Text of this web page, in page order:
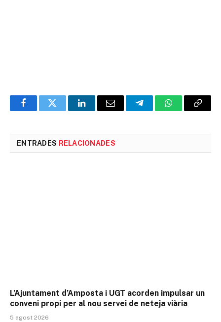
FacebookTwitter LinkedInEmail TelegramWhatsAppCopia
ENTRADES RELACIONADES
L’Ajuntament d’Amposta i UGT acorden impulsar un
conveni propi per al nou servei de neteja viària
5 agost 2026